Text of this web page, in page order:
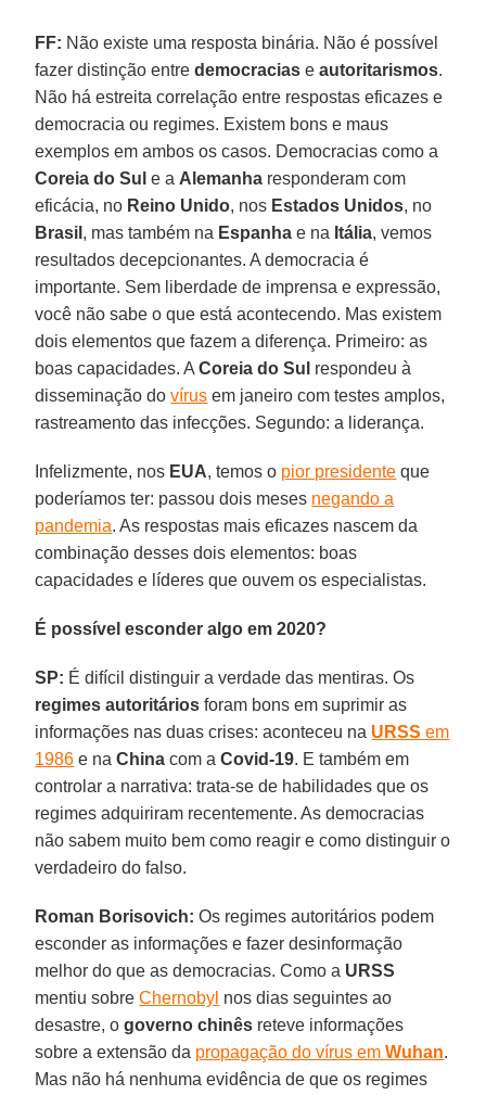
FF: Não existe uma resposta binária. Não é possível
fazer distinção entredemocracias eautoritarismos.
Não há estreita correlação entre respostas eficazes e
democracia ou regimes. Existem bons e maus
exemplos em ambos os casos. Democracias como a
Coreia do Sul e a Alemanha responderam com
eficácia, no Reino Unido, nos Estados Unidos, no
Brasil , mas também na Espanha e na Itália, vemos
resultados decepcionantes. A democracia é
importante. Sem liberdade de imprensa e expressão,
você não sabe o que está acontecendo. Mas existem
dois elementos que fazem a diferença. Primeiro: as
boas capacidades. ACoreia do Sul respondeu à
disseminação dovírus em janeiro com testes amplos,
rastreamento das infecções. Segundo: a liderança.
Infelizmente, nos EUA, temos o pior presidente que
poderíamos ter: passou dois meses negando a
pandemia. As respostas mais eficazes nascem da
combinação desses dois elementos: boas
capacidades e líderes que ouvem os especialistas.
É possível esconder algo em 2020?
SP: É difícil distinguir a verdade das mentiras. Os
regimes autoritários foram bons em suprimir as
informações nas duas crises: aconteceu na URSS em
1986 e naChina com aCovid-19. E também em
controlar a narrativa: trata-se de habilidades que os
regimes adquiriram recentemente. As democracias
não sabem muito bem como reagir e como distinguir o
verdadeiro do falso.
Roman Borisovich: Os regimes autoritários podem
esconder as informações e fazer desinformação
melhor do que as democracias. Como a URSS
mentiu sobreChernobyl nos dias seguintes ao
desastre, ogoverno chinês reteve informações
sobre a extensão da propagação do vírus emWuhan.
Mas não há nenhuma evidência de que os regimes